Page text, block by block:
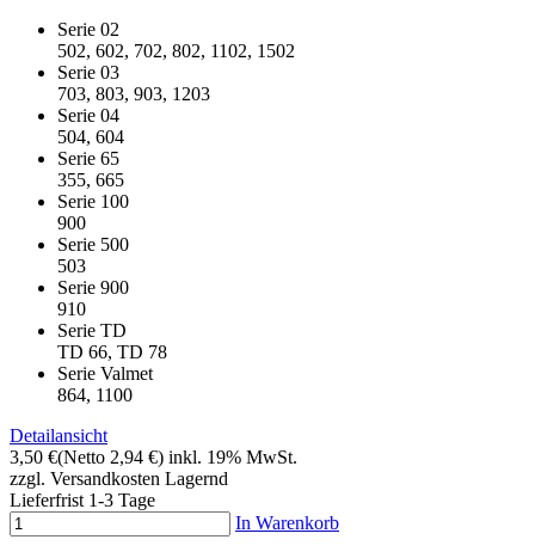
Serie 02
502, 602, 702, 802, 1102, 1502
Serie 03
703, 803, 903, 1203
Serie 04
504, 604
Serie 65
355, 665
Serie 100
900
Serie 500
503
Serie 900
910
Serie TD
TD 66, TD 78
Serie Valmet
864, 1100
Detailansicht
3,50 €(Netto 2,94 €) inkl. 19% MwSt.
zzgl. Versandkosten Lagernd
Lieferfrist 1-3 Tage
In Warenkorb